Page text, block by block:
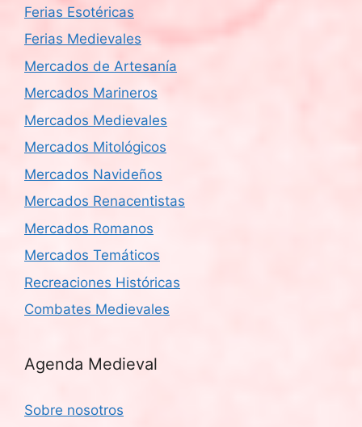
Ferias Esotéricas
Ferias Medievales
Mercados de Artesanía
Mercados Marineros
Mercados Medievales
Mercados Mitológicos
Mercados Navideños
Mercados Renacentistas
Mercados Romanos
Mercados Temáticos
Recreaciones Históricas
Combates Medievales
Agenda Medieval
Sobre nosotros